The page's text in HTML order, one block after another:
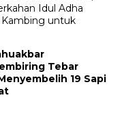
Tebar
19 Sapi